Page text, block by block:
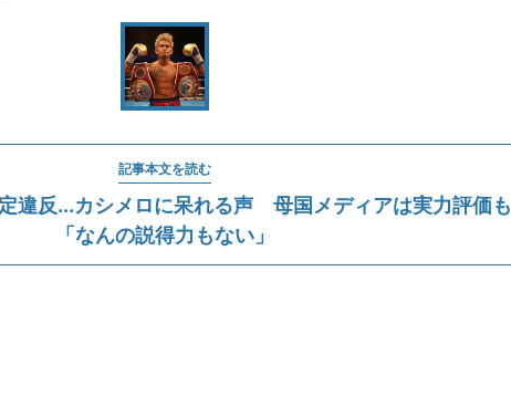
記事本文を読む
違反...カシメロに呆れる声 母国メディアは実力評価も
「なんの説得力もない」